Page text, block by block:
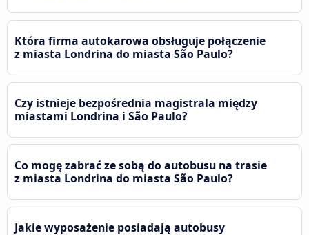
Która firma autokarowa obsługuje połączenie
z miasta Londrina do miasta São Paulo?
Czy istnieje bezpośrednia magistrala między
miastami Londrina i São Paulo?
Co mogę zabrać ze sobą do autobusu na trasie
z miasta Londrina do miasta São Paulo?
Jakie wyposażenie posiadają autobusy